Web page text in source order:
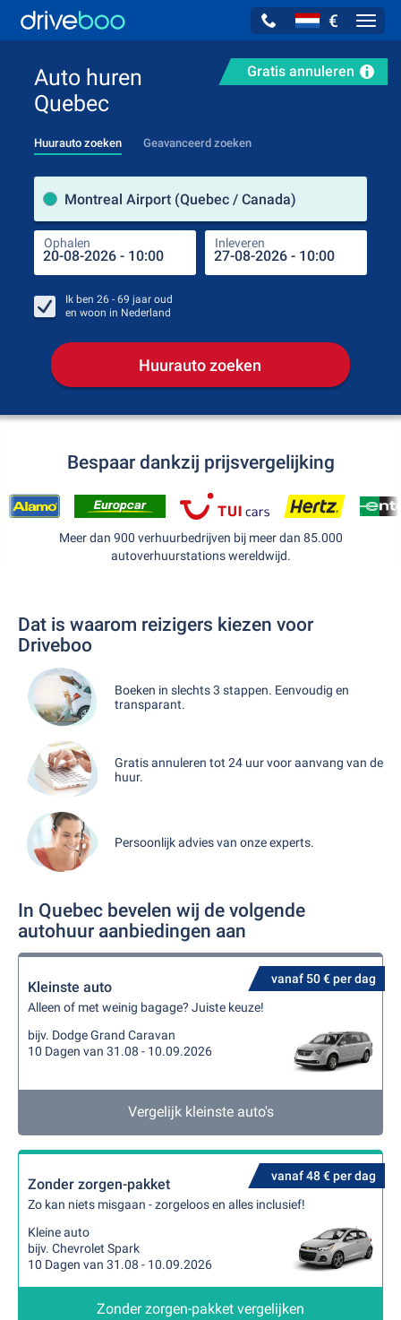
€
Gratis annuleren
Auto huren
Quebec
Huurauto zoeken Geavanceerd zoeken
Montreal Airport (Quebec / Canada)
Ophalen Inleveren
Ik ben 26 - 69 jaar oud
en woon in Nederland
Huurauto zoeken
Bespaar dankzij prijsvergelijking
Meer dan 900 verhuurbedrijven bij meer dan 85.000
autoverhuurstations wereldwijd.
Dat is waarom reizigers kiezen voor
Driveboo
Boeken in slechts 3 stappen. Eenvoudig en
transparant.
Gratis annuleren tot 24 uur voor aanvang van de
huur.
Persoonlijk advies van onze experts.
In Quebec bevelen wij de volgende
autohuur aanbiedingen aan
vanaf 50 € per dag
Kleinste auto
Alleen of met weinig bagage? Juiste keuze!
bijv. Dodge Grand Caravan
10 Dagen van 31.08 - 10.09.2026
Vergelijk kleinste auto's
vanaf 48 € per dag
Zonder zorgen-pakket
Zo kan niets misgaan - zorgeloos en alles inclusief!
Kleine auto
bijv. Chevrolet Spark
10 Dagen van 31.08 - 10.09.2026
Zonder zorgen-pakket vergelijken